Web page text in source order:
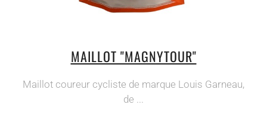
MAILLOT "MAGNYTOUR"
Maillot coureur cycliste de marque Louis Garneau,
de ...